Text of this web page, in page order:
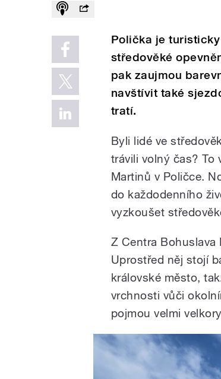
Polička je
středověké
pak zaujmou
navštívit také
tratí.
Byli lidé ve
trávili volný čas? To
Martinů v Poličce.
do každodenního
vyzkoušet
Z Centra Bohuslava
Uprostřed něj stojí
královské město,
vrchnosti vůči
pojmou velmi